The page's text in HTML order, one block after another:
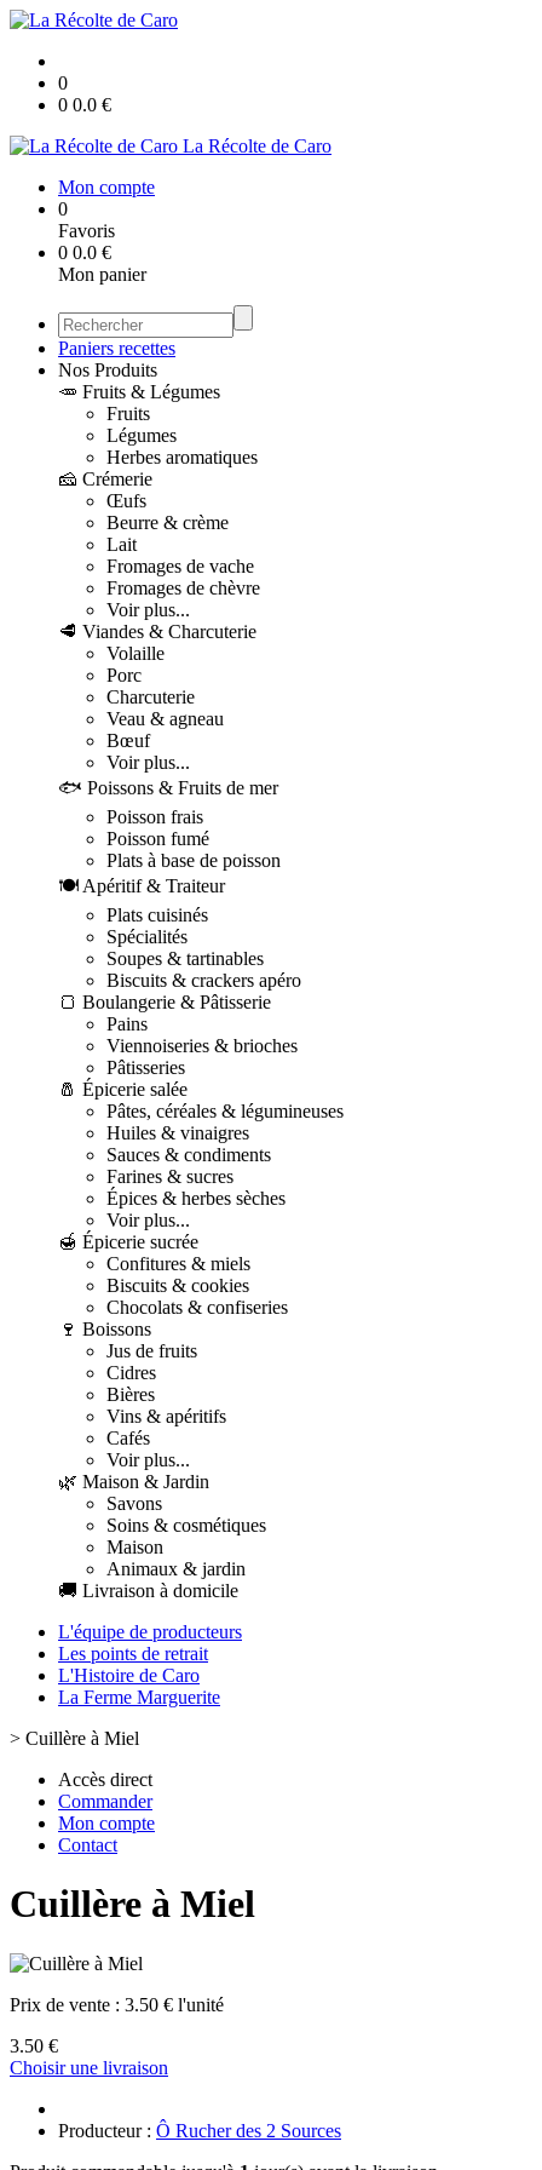
0
0 0.0 €
La Récolte de Caro
Mon compte
0
Favoris
0 0.0 €
Mon panier
Paniers recettes
Nos Produits
🥕 Fruits & Légumes
Fruits
Légumes
Herbes aromatiques
🧀 Crémerie
Œufs
Beurre & crème
Lait
Fromages de vache
Fromages de chèvre
Voir plus...
🥩 Viandes & Charcuterie
Volaille
Porc
Charcuterie
Veau & agneau
Bœuf
Voir plus...
🐟 Poissons & Fruits de mer
Poisson frais
Poisson fumé
Plats à base de poisson
🍽️ Apéritif & Traiteur
Plats cuisinés
Spécialités
Soupes & tartinables
Biscuits & crackers apéro
🍞 Boulangerie & Pâtisserie
Pains
Viennoiseries & brioches
Pâtisseries
🧂 Épicerie salée
Pâtes, céréales & légumineuses
Huiles & vinaigres
Sauces & condiments
Farines & sucres
Épices & herbes sèches
Voir plus...
🍯 Épicerie sucrée
Confitures & miels
Biscuits & cookies
Chocolats & confiseries
🍷 Boissons
Jus de fruits
Cidres
Bières
Vins & apéritifs
Cafés
Voir plus...
🌿 Maison & Jardin
Savons
Soins & cosmétiques
Maison
Animaux & jardin
🚚 Livraison à domicile
L'équipe de producteurs
Les points de retrait
L'Histoire de Caro
La Ferme Marguerite
> Cuillère à Miel
Accès direct
Commander
Mon compte
Contact
Cuillère à Miel
Prix de vente : 3.50 € l'unité
3.50 €
Choisir une livraison
Producteur : Ô Rucher des 2 Sources